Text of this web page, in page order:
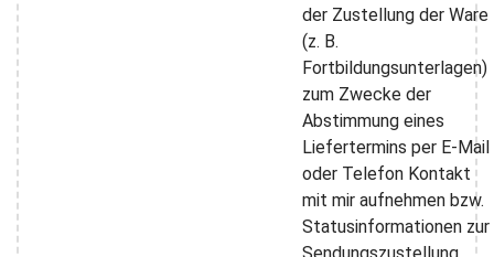
der Zustellung der Ware
(z. B.
Fortbildungsunterlagen)
zum Zwecke der
Abstimmung eines
Liefertermins per E-Mail
oder Telefon Kontakt
mit mir aufnehmen bzw.
Statusinformationen zur
Sendungszustellung